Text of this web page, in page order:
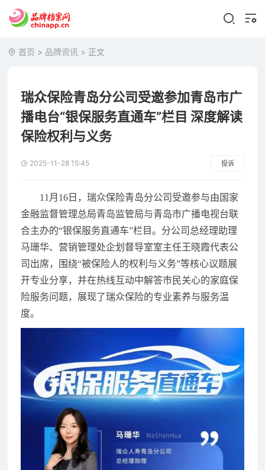
首页 > 品牌资讯 > 正文
瑞众保险青岛分公司受邀参加青岛市广
播电台“银保服务直通车”栏目 深度解读
保险权利与义务
2025-11-28 15:45 投诉
11月16日，瑞众保险青岛分公司受邀参与由国家
金融监督管理总局青岛监管局与青岛市广播电视台联
合主办的“银保服务直通车”栏目。分公司总经理助理
马珊华、营销管理处企划督导室室主任王晓霞代表公
司出席，围绕“被保险人的权利与义务”等核心议题展
开专业分享，并在热线互动中解答市民关心的家庭保
险服务问题，展现了瑞众保险的专业素养与服务温
度。